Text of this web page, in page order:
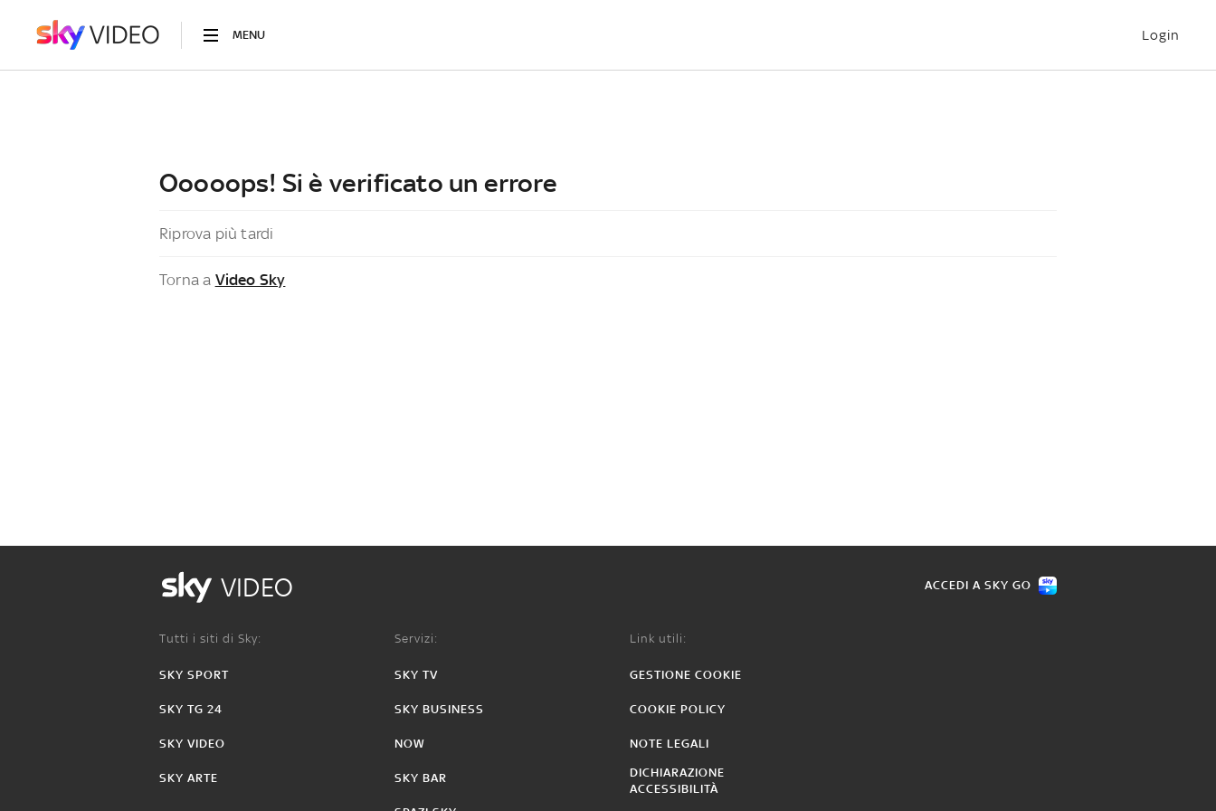
MENU Login
Ooooops! Si è verificato un errore
Riprova più tardi
Torna a Video Sky
VIDEO ACCEDI A SKY GO
Tutti i siti di Sky:
SKY SPORT
SKY TG 24
SKY VIDEO
SKY ARTE
Servizi:
SKY TV
SKY BUSINESS
NOW
SKY BAR
Link utili:
GESTIONE COOKIE
COOKIE POLICY
NOTE LEGALI
DICHIARAZIONE
ACCESSIBILITÀ